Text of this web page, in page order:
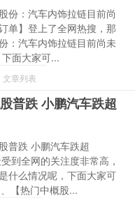
份：汽车内饰拉链目前尚
单】登上了全网热搜，那
：汽车内饰拉链目前尚未
面大家可...
文章列表
普跌 小鹏汽车跌超
普跌 小鹏汽车跌超
到全网的关注度非常高，
什么情况呢，下面大家可
【热门中概股...